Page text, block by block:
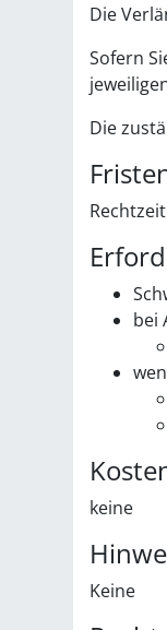
Die
Sofern
Die
bei
keine
Keine